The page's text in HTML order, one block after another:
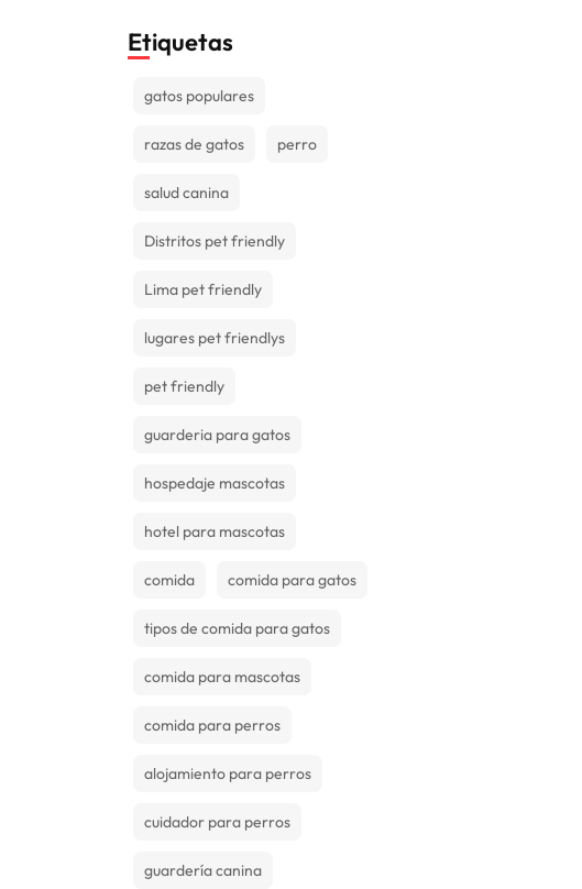
Etiquetas
gatos populares
razas de gatos perro
salud canina
Distritos pet friendly
Lima pet friendly
lugares pet friendlys
pet friendly
guarderia para gatos
hospedaje mascotas
hotel para mascotas
comida comida para gatos
tipos de comida para gatos
comida para mascotas
comida para perros
alojamiento para perros
cuidador para perros
guardería canina